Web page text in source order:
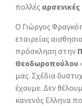
πολλές
Ο Γιώργος
εταιρείας
πρόσκληση στην
Θεοδωροπούλου
μας. Σχέδια
έχουμε. Δεν
κανενός Ελληνα